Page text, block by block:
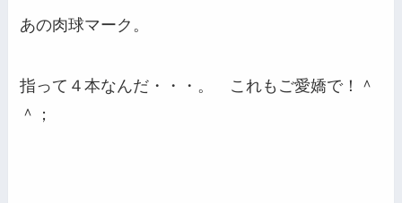
あの肉球マーク。
指って４本なんだ・・・。 これもご愛嬌で！＾
＾；